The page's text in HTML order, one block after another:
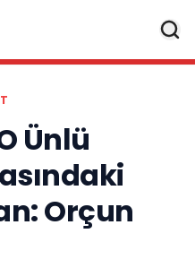
Ünlü
Orçun